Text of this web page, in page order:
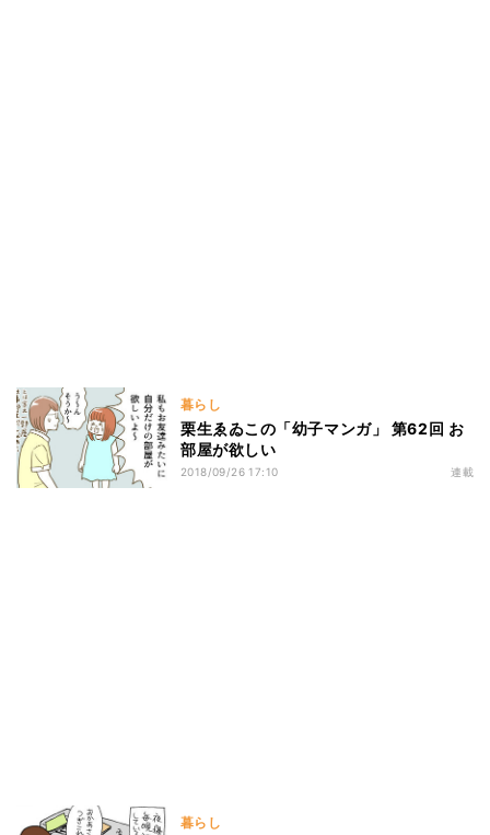
暮らし
栗生ゑゐこの「幼子マンガ」 第62回 お
部屋が欲しい
2018/09/26 17:10 連載
暮らし